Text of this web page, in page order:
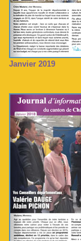
Janvier 2019